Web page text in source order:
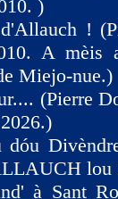
)
!
A mèis
Miejo-nue.)
(Pierre
dóu
lou
à Sant